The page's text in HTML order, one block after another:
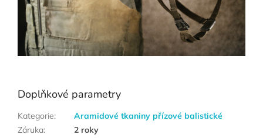
Doplňkové parametry
Kategorie:
Aramidové tkaniny přízové balistické
Záruka:
2 roky